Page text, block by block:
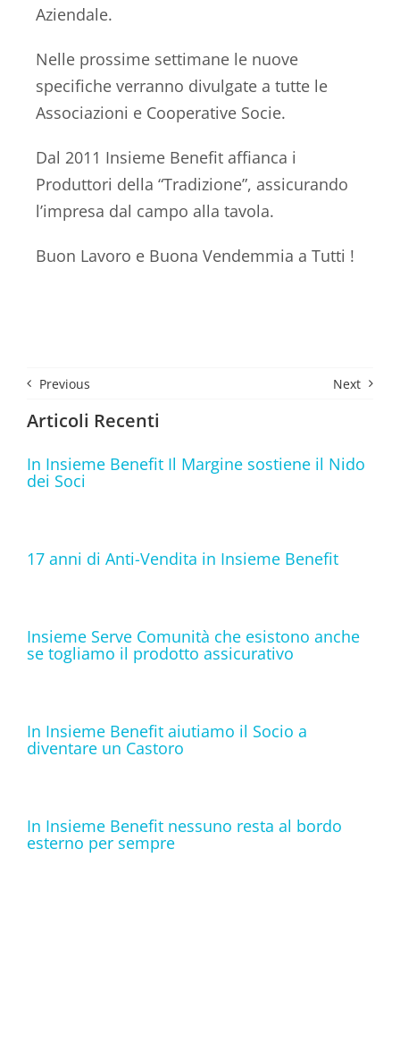
Aziendale.
Nelle prossime settimane le nuove
specifiche verranno divulgate a tutte le
Associazioni e Cooperative Socie.
Dal 2011 Insieme Benefit affianca i
Produttori della “Tradizione”, assicurando
l’impresa dal campo alla tavola.
Buon Lavoro e Buona Vendemmia a Tutti !
Previous Next
Articoli Recenti
In Insieme Benefit Il Margine sostiene il Nido
dei Soci
17 anni di Anti-Vendita in Insieme Benefit
Insieme Serve Comunità che esistono anche
se togliamo il prodotto assicurativo
In Insieme Benefit aiutiamo il Socio a
diventare un Castoro
In Insieme Benefit nessuno resta al bordo
esterno per sempre